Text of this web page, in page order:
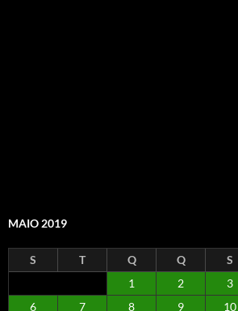
MAIO 2019
S T Q Q S
1
2 3
6
7 8 9 10